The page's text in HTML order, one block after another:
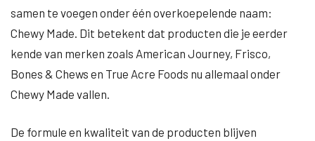
samen te voegen onder één overkoepelende naam:
Chewy Made. Dit betekent dat producten die je eerder
kende van merken zoals American Journey, Frisco,
Bones & Chews en True Acre Foods nu allemaal onder
Chewy Made vallen.
De formule en kwaliteit van de producten blijven